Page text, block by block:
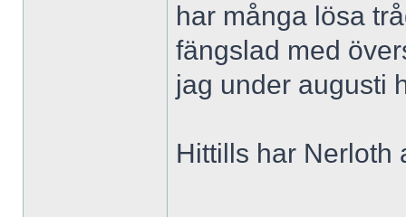
har många lösa
fängslad med
jag under augusti
Hittills har Nerloth